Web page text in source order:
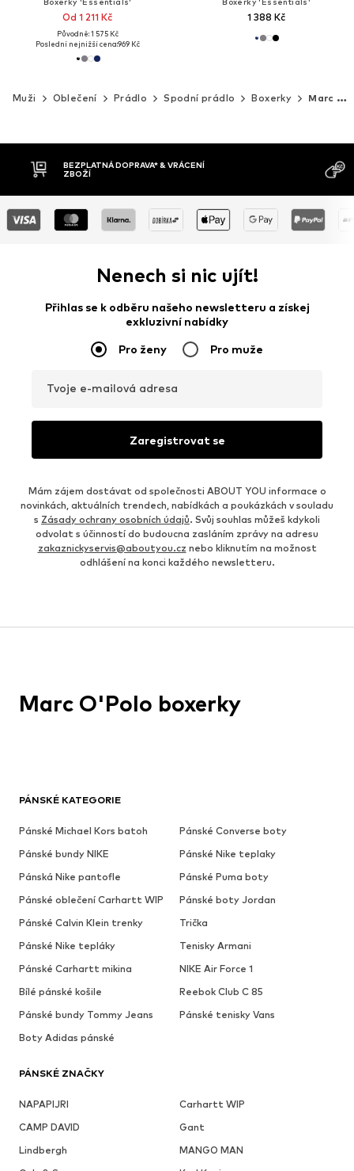
Boxerky 'Essentials'
Od 1 211 Kč
Původně: 1 575 Kč
Poslední nejnižší cena:969 Kč
Boxerky 'Essentials'
1 388 Kč
Muži Oblečení Prádlo Spodní prádlo Boxerky Marc O'Polo
DOBÍRKA
MOŽNOST
Nenech si nic ujít!
Přihlas se k odběru našeho newsletteru a získej
exkluzivní nabídky
Pro ženy Pro muže
Tvoje e-mailová adresa
Zaregistrovat se
Mám zájem dostávat od společnosti ABOUT YOU informace o
novinkách, aktuálních trendech, nabídkách a poukázkách v souladu
s Zásady ochrany osobních údajů. Svůj souhlas můžeš kdykoli
odvolat s účinností do budoucna zasláním zprávy na adresu
zakaznickyservis@aboutyou.cz nebo kliknutím na možnost
odhlášení na konci každého newsletteru.
PÁNSKÉ KATEGORIE
Pánské Michael Kors batoh
Pánské Converse boty
Pánské bundy NIKE
Pánské Nike teplaky
Pánská Nike pantofle
Pánské Puma boty
Pánské oblečení Carhartt WIP
Pánské boty Jordan
Pánské Calvin Klein trenky
Trička
Pánské Nike tepláky
Tenisky Armani
Pánské Carhartt mikina
NIKE Air Force 1
Bílé pánské košile
Reebok Club C 85
Pánské bundy Tommy Jeans
Pánské tenisky Vans
Boty Adidas pánské
PÁNSKÉ ZNAČKY
NAPAPIJRI
Carhartt WIP
CAMP DAVID
Gant
Lindbergh
MANGO MAN
Marc O'Polo boxerky